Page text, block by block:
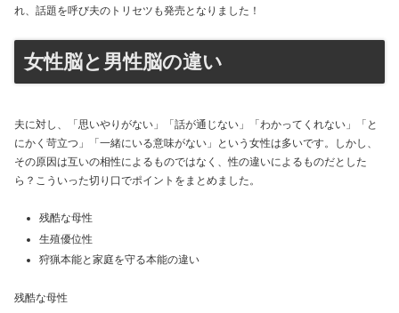
れ、話題を呼び夫のトリセツも発売となりました！
女性脳と男性脳の違い
夫に対し、「思いやりがない」「話が通じない」「わかってくれない」「と
にかく苛立つ」「一緒にいる意味がない」という女性は多いです。しかし、
その原因は互いの相性によるものではなく、性の違いによるものだとした
ら？こういった切り口でポイントをまとめました。
残酷な母性
生殖優位性
狩猟本能と家庭を守る本能の違い
残酷な母性